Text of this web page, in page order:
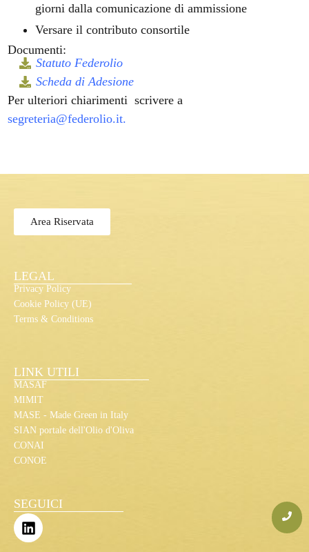
giorni dalla comunicazione di ammissione
Versare il contributo consortile
Documenti:
Statuto Federolio
Scheda di Adesione
Per ulteriori chiarimenti scrivere a
segreteria@federolio.it.
LEGAL
Privacy Policy
Cookie Policy (UE)
Terms & Conditions
LINK UTILI
MASAF
MIMIT
MASE - Made Green in Italy
SIAN portale dell'Olio d'Oliva
CONAI
CONOE
SEGUICI
Area Riservata